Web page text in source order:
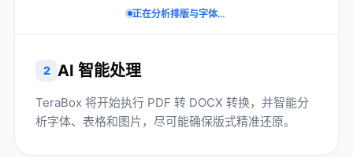
正在分析排版与字体…
2 AI 智能处理
TeraBox 将开始执行 PDF 转 DOCX 转换，并智能分
析字体、表格和图片，尽可能确保版式精准还原。